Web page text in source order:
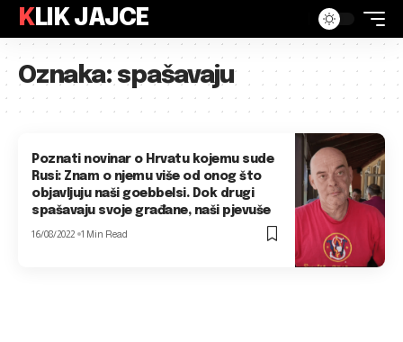
KLIK JAJCE
Oznaka:spašavaju
Poznati novinar o Hrvatu kojemu sude
Rusi: Znam o njemu više od onog što
objavljuju naši goebbelsi. Dok drugi
spašavaju svoje građane, naši pjevuše
16/08/2022 1 Min Read